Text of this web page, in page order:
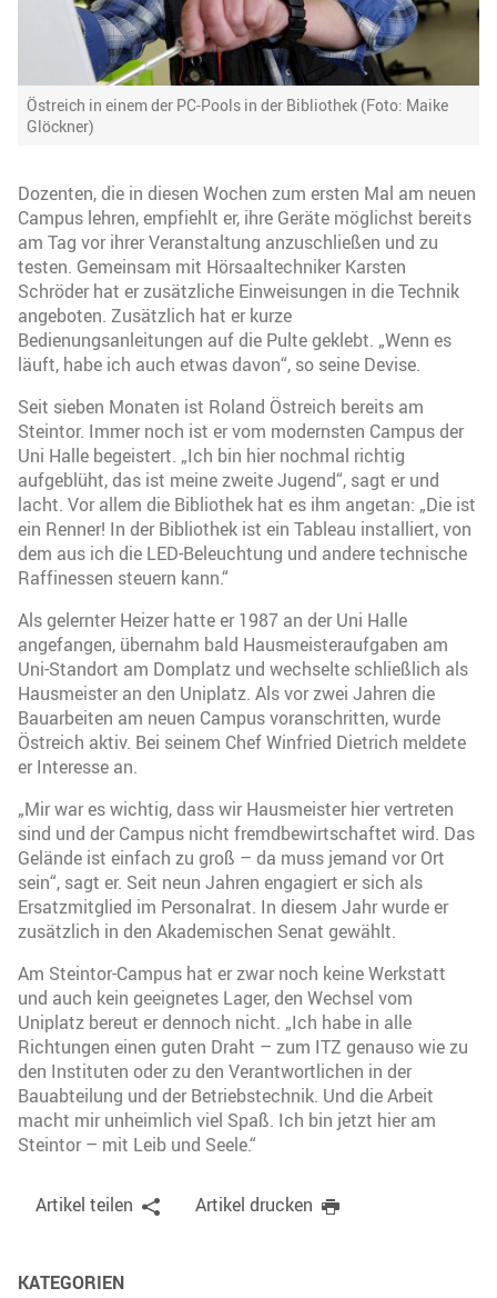
Östreich in einem der PC-Pools in der Bibliothek (Foto: Maike
Glöckner)
Dozenten, die in diesen Wochen zum ersten Mal am neuen
Campus lehren, empfiehlt er, ihre Geräte möglichst bereits
am Tag vor ihrer Veranstaltung anzuschließen und zu
testen. Gemeinsam mit Hörsaaltechniker Karsten
Schröder hat er zusätzliche Einweisungen in die Technik
angeboten. Zusätzlich hat er kurze
Bedienungsanleitungen auf die Pulte geklebt. „Wenn es
läuft, habe ich auch etwas davon“, so seine Devise.
Seit sieben Monaten ist Roland Östreich bereits am
Steintor. Immer noch ist er vom modernsten Campus der
Uni Halle begeistert. „Ich bin hier nochmal richtig
aufgeblüht, das ist meine zweite Jugend“, sagt er und
lacht. Vor allem die Bibliothek hat es ihm angetan: „Die ist
ein Renner! In der Bibliothek ist ein Tableau installiert, von
dem aus ich die LED-Beleuchtung und andere technische
Raffinessen steuern kann.“
Als gelernter Heizer hatte er 1987 an der Uni Halle
angefangen, übernahm bald Hausmeisteraufgaben am
Uni-Standort am Domplatz und wechselte schließlich als
Hausmeister an den Uniplatz. Als vor zwei Jahren die
Bauarbeiten am neuen Campus voranschritten, wurde
Östreich aktiv. Bei seinem Chef Winfried Dietrich meldete
er Interesse an.
„Mir war es wichtig, dass wir Hausmeister hier vertreten
sind und der Campus nicht fremdbewirtschaftet wird. Das
Gelände ist einfach zu groß – da muss jemand vor Ort
sein“, sagt er. Seit neun Jahren engagiert er sich als
Ersatzmitglied im Personalrat. In diesem Jahr wurde er
zusätzlich in den Akademischen Senat gewählt.
Am Steintor-Campus hat er zwar noch keine Werkstatt
und auch kein geeignetes Lager, den Wechsel vom
Uniplatz bereut er dennoch nicht. „Ich habe in alle
Richtungen einen guten Draht – zum ITZ genauso wie zu
den Instituten oder zu den Verantwortlichen in der
Bauabteilung und der Betriebstechnik. Und die Arbeit
macht mir unheimlich viel Spaß. Ich bin jetzt hier am
Steintor – mit Leib und Seele.“
Artikel teilen Artikel drucken
KATEGORIEN